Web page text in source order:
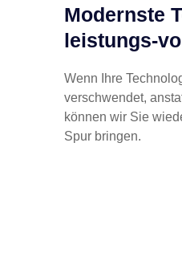
Modernste
leistungs-
Wenn Ihre
verschwendet,
können wir Sie
Spur bringen.